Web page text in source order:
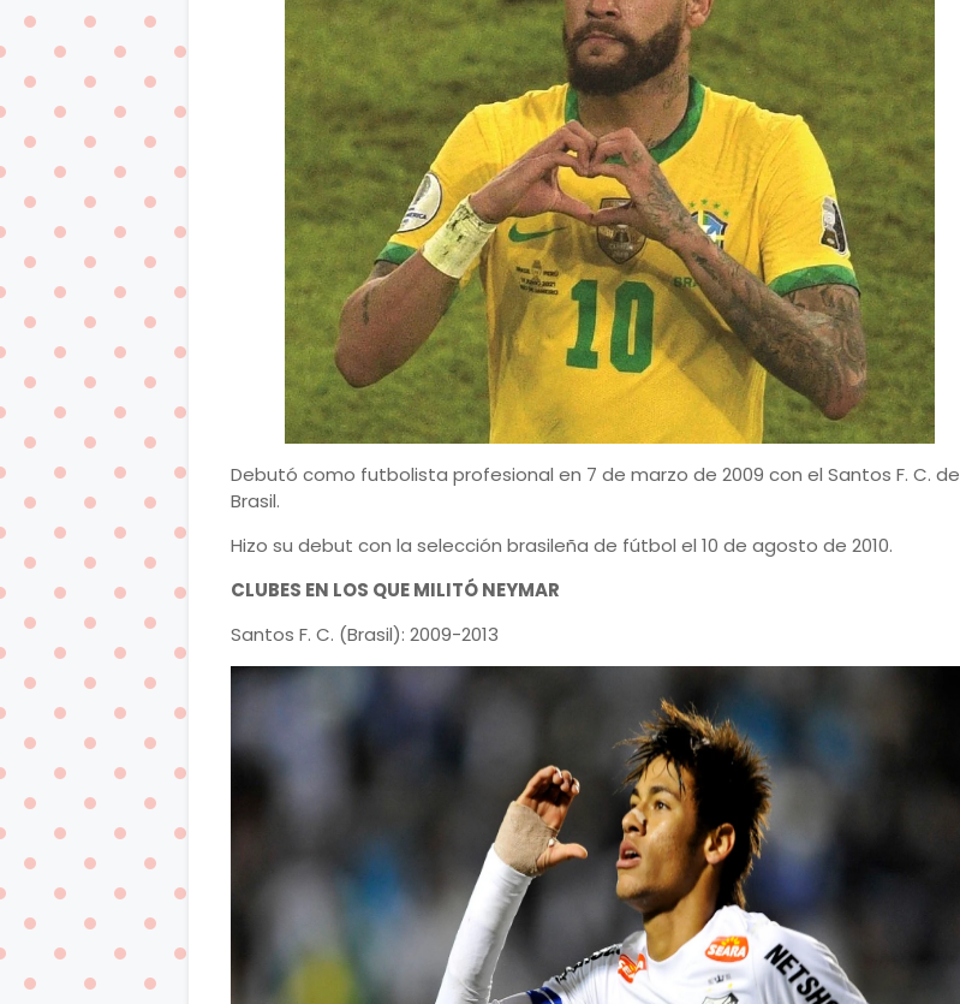
Debutó como futbolista profesional en 7 de marzo de 2009 con el Santos F. C. de
Brasil.
Hizo su debut con la selección brasileña de fútbol el 10 de agosto de 2010.
CLUBES EN LOS QUE MILITÓ NEYMAR
Santos F. C. (Brasil): 2009-2013